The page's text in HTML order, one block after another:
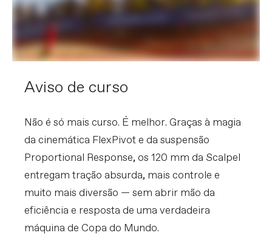
Aviso de curso
Não é só mais curso. É melhor. Graças à magia
da cinemática FlexPivot e da suspensão
Proportional Response, os 120 mm da Scalpel
entregam tração absurda, mais controle e
muito mais diversão — sem abrir mão da
eficiência e resposta de uma verdadeira
máquina de Copa do Mundo.
BRAKES
hydraulic disc, SRAM HS2 180/160mm
rotors
WHEELS
carbon, 30mm inner width, hookless,
TSS tubeless ready
Spokes
DT Competition Race, straight pull
Tire Size
Wheel Size
29
Hubs
DT Swiss Lefty, 6-bolt (F) / 240 Ratchet
EXP 36, 6-bolt, XD driver (R)
EXO Protection, tubeless ready / (R)
Protection, tubeless ready